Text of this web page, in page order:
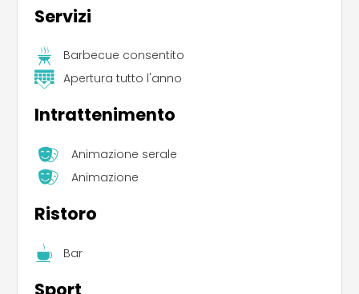
Servizi
Barbecue consentito
Apertura tutto l'anno
Intrattenimento
Animazione serale
Animazione
Ristoro
Bar
Sport